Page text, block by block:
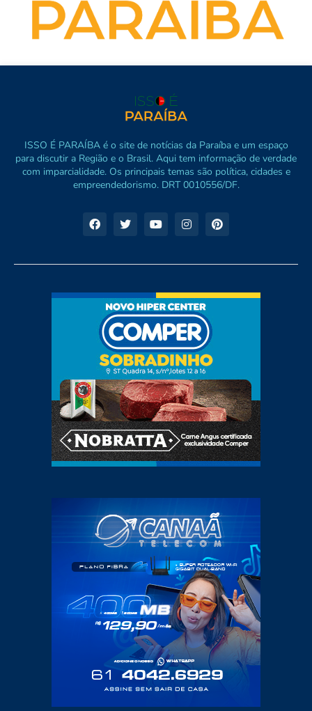
ISSO É PARAÍBA é o site de notícias da Paraíba e um espaço
para discutir a Região e o Brasil. Aqui tem informação de verdade
com imparcialidade. Os principais temas são política, cidades e
empreendedorismo. DRT 0010556/DF.